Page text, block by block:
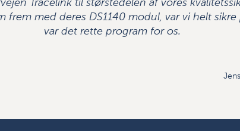
Tracelink til størstedelen af vores
frem med deres DS1140 modul, var vi helt sikre
var det rette program for os.